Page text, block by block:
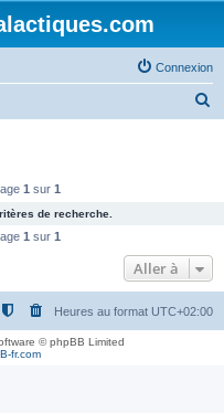
Connexion
c
e
1 sur 1
de recherche.
1 sur 1
Aller à
Heures au format UTC+02:00
© phpBB Limited
fr.com